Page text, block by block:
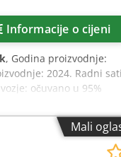
Informacije o cijeni
, Godina proizvodnje:
2024. Radni
očuvano u 95%
za transport:
Mali